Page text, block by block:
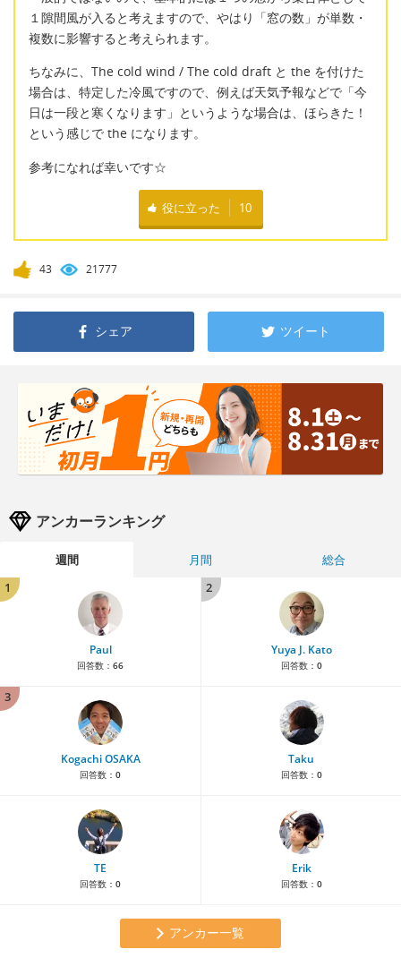
１隙間風が入ると考えますので、やはり「窓の数」が単数・
複数に影響すると考えられます。
ちなみに、The cold wind / The cold draft と the を付けた
場合は、特定した冷風ですので、例えば天気予報などで「今
日は一段と寒くなります」というような場合は、ほらきた！
という感じで the になります。
参考になれば幸いです☆
役に立った 10
43 21777
シェア ツイート
アンカーランキング
週間 月間
総合
1
Paul
回答数： 66
2
Yuya J. Kato
回答数： 0
3
Kogachi OSAKA
回答数： 0
Taku
回答数： 0
TE
回答数： 0
Erik
回答数： 0
アンカー一覧